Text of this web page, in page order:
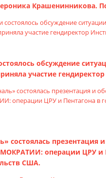
Крашенинникова.
обсуждение
участие
состоялась презентация
операции ЦРУ и
США.